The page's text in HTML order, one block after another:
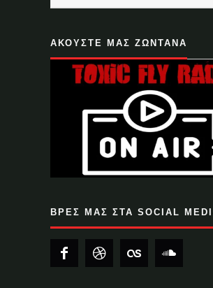
ΑΚΟΥΣΤΕ ΜΑΣ ΖΩΝΤΑΝΑ
ΒΡΕΣ ΜΑΣ ΣΤΑ SOCIAL